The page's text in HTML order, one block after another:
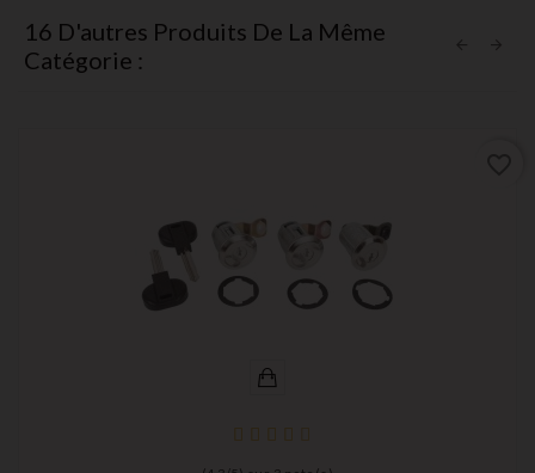
16 D'autres Produits De La Même
Catégorie :